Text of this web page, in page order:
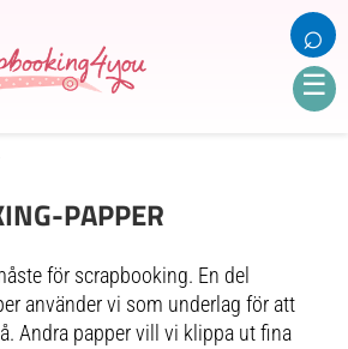
☰
⌕
PAPPER
för scrapbooking. En del
använder vi som underlag för att
Andra papper vill vi klippa ut fina